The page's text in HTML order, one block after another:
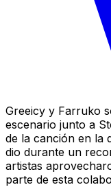
Greeicy y Farruko
escenario junto a
de la canción en la
dio durante un
artistas
parte de esta